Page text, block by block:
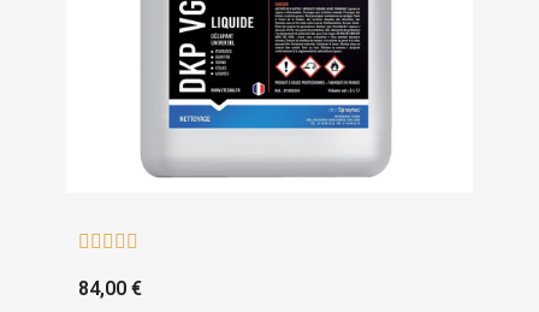
    
84,00 €